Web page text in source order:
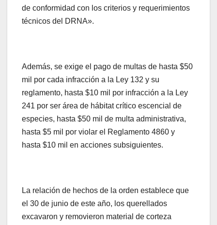
de conformidad con los criterios y requerimientos
técnicos del DRNA».
Además, se exige el pago de multas de hasta $50
mil por cada infracción a la Ley 132 y su
reglamento, hasta $10 mil por infracción a la Ley
241 por ser área de hábitat crítico escencial de
especies, hasta $50 mil de multa administrativa,
hasta $5 mil por violar el Reglamento 4860 y
hasta $10 mil en acciones subsiguientes.
La relación de hechos de la orden establece que
el 30 de junio de este año, los querellados
excavaron y removieron material de corteza